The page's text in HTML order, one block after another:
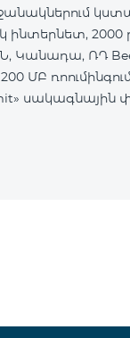
2000
Կանադա, ՌԴ
ՄԲ
սակագնային